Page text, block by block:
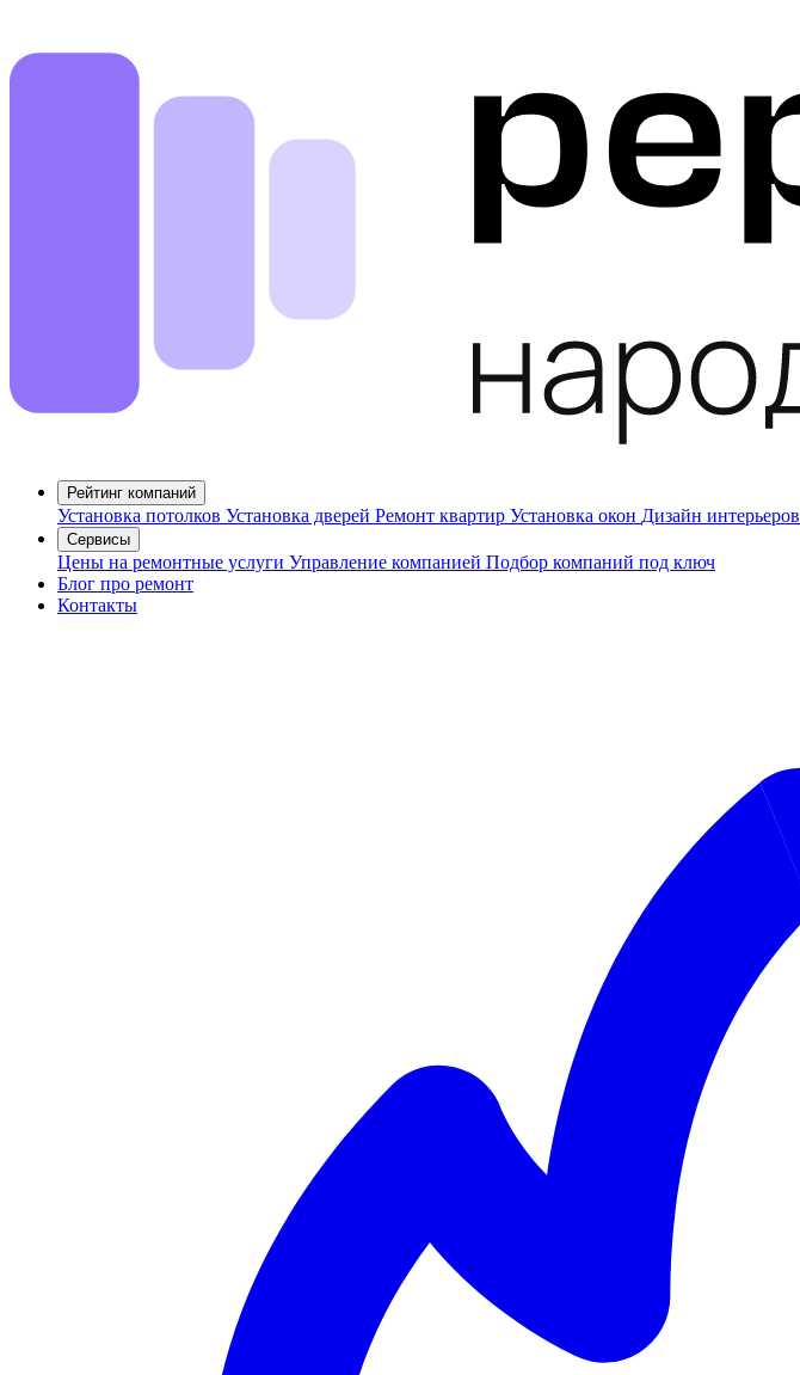
Рейтинг компаний
Установка потолков Установка дверей Ремонт квартир Установка окон Дизайн интерьеров
Сервисы
Цены на ремонтные услуги Управление компанией Подбор компаний под ключ
Блог про ремонт
Контакты